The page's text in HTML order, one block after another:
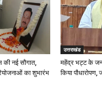
की नई सौगात,
का शुभारंभ
उत्तराखंड
महेंद्र भट्ट के
किया